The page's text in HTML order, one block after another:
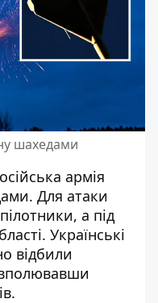
шахедами
армія
Для атаки
а під
Українські
відбили
.